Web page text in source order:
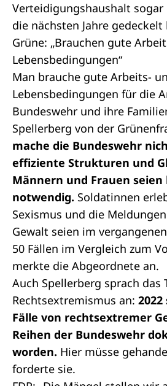
Verteidigungshaushalt
die nächsten Jahre gedeckelt
Grüne: „Brauchen gute
Lebensbedingungen“
Man brauche gute Arbeits-
Lebensbedingungen für die
Bundeswehr und ihre
Spellerberg von der
mache die Bundeswehr
effiziente Strukturen und
Männern und Frauen seien
notwendig. Soldatinnen
Sexismus und die
Gewalt seien im
50 Fällen im Vergleich zum
merkte die Abgeordnete an.
Auch Spellerberg sprach das
Rechtsextremismus an:
Fälle von rechtsextremer
Reihen der Bundeswehr
worden. Hier müsse
forderte sie.